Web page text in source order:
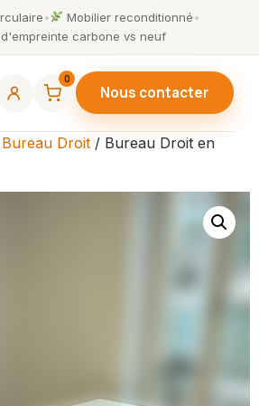
• Mobilier reconditionné•
carbone vs neuf
0
Nous contacter
Bureau Droit / Bureau Droit en